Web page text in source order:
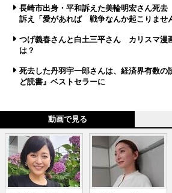
長崎市出身・平和訴えた美輪明宏さん死
訴え「愛があれば 戦争なんか起こりませ
つげ義春さんと白土三平さん カリスマ漫
は？
死去した丹羽宇一郎さんは、経済界有数
ど読書』ベストセラーに
動画で見る